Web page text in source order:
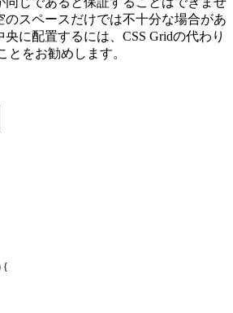
のスペースだけでは不十分な場合があ
に配置するには、 CSS Gridの代わり
とをお勧めします。
{